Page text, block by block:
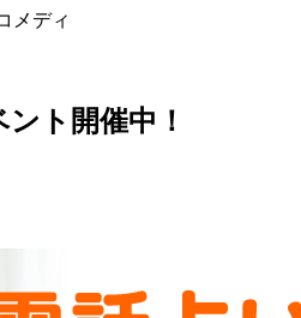
メディ
ト開催中！